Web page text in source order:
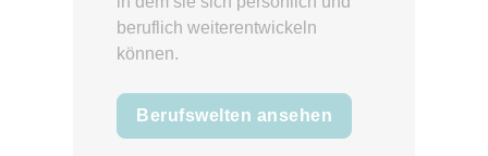
beruflich weiterentwickeln
können.
Berufswelten ansehen